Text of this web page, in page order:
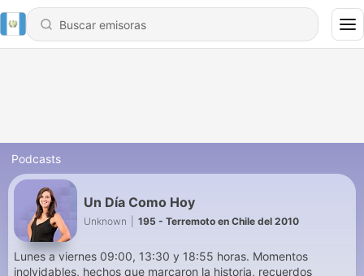
Podcasts
Un Día Como Hoy
Unknown 195 - Terremoto en Chile del 2010
Lunes a viernes 09:00, 13:30 y 18:55 horas. Momentos
inolvidables, hechos que marcaron la historia, recuerdos